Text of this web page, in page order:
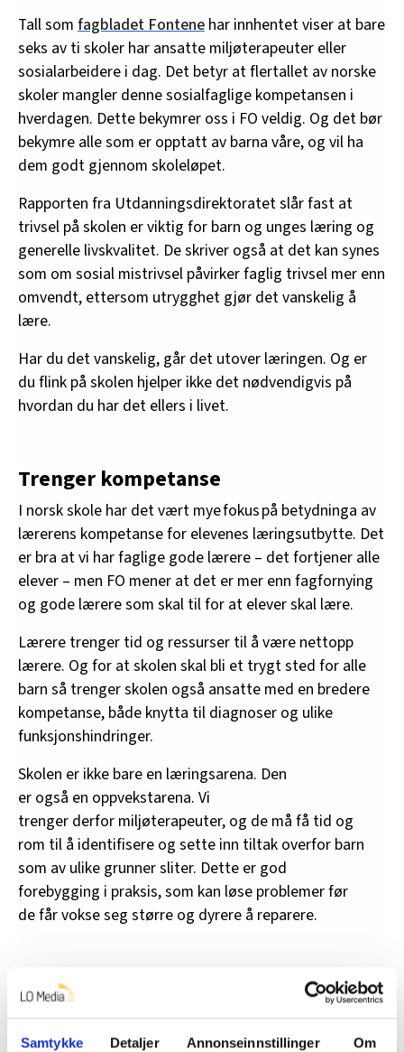
Samtykke Detaljer Annonseinnstillinger Om
Tall som fagbladet Fontene har innhentet viser at bare
seks av ti skoler har ansatte miljøterapeuter eller
sosialarbeidere i dag. Det betyr at flertallet av norske
skoler mangler denne sosialfaglige kompetansen i
hverdagen. Dette bekymrer oss i FO veldig. Og det bør
bekymre alle som er opptatt av barna våre, og vil ha
dem godt gjennom skoleløpet.
Rapporten fra Utdanningsdirektoratet slår fast at
trivsel på skolen er viktig for barn og unges læring og
generelle livskvalitet. De skriver også at det kan synes
som om sosial mistrivsel påvirker faglig trivsel mer enn
omvendt, ettersom utrygghet gjør det vanskelig å
lære.
Har du det vanskelig, går det utover læringen. Og er
du flink på skolen hjelper ikke det nødvendigvis på
hvordan du har det ellers i livet.
Trenger kompetanse
I norsk skole har det vært mye fokus på betydninga av
lærerens kompetanse for elevenes læringsutbytte. Det
er bra at vi har faglige gode lærere – det fortjener alle
elever – men FO mener at det er mer enn fagfornying
og gode lærere som skal til for at elever skal lære.
Lærere trenger tid og ressurser til å være nettopp
lærere. Og for at skolen skal bli et trygt sted for alle
barn så trenger skolen også ansatte med en bredere
kompetanse, både knytta til diagnoser og ulike
funksjonshindringer.
Skolen er ikke bare en læringsarena. Den
er også en oppvekstarena. Vi
trenger derfor miljøterapeuter, og de må få tid og
rom til å identifisere og sette inn tiltak overfor barn
som av ulike grunner sliter. Dette er god
forebygging i praksis, som kan løse problemer før
de får vokse seg større og dyrere å reparere.
Å bedre et læringsmiljø
Det er mange grunner til at barn ikke lærer – det kan
være kognitive utfordringer, krevende hjemmeforhold